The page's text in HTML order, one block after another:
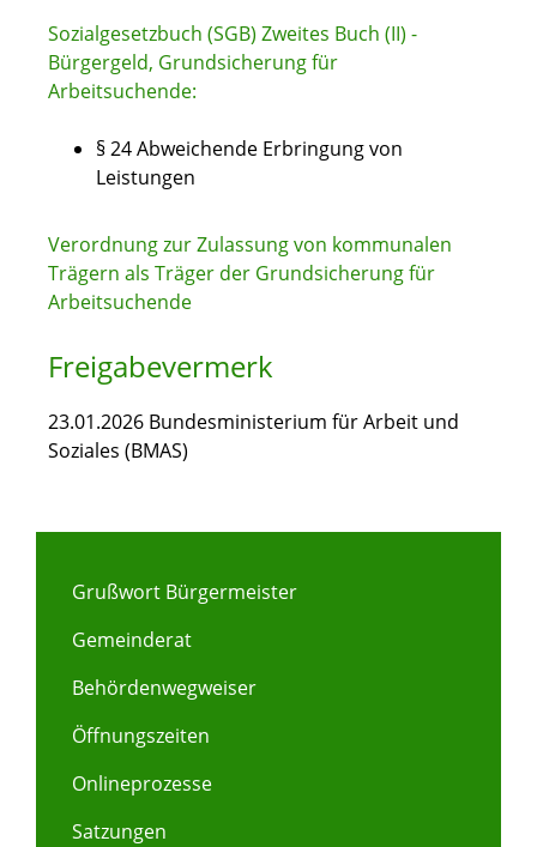
Sozialgesetzbuch (SGB) Zweites Buch (II) -
Bürgergeld, Grundsicherung für
Arbeitsuchende:
§ 24 Abweichende Erbringung von
Leistungen
Verordnung zur Zulassung von kommunalen
Trägern als Träger der Grundsicherung für
Arbeitsuchende
Freigabevermerk
23.01.2026 Bundesministerium für Arbeit und
Soziales (BMAS)
Grußwort Bürgermeister
Gemeinderat
Behördenwegweiser
Öffnungszeiten
Onlineprozesse
Satzungen